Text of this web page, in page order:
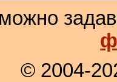
© 2004-